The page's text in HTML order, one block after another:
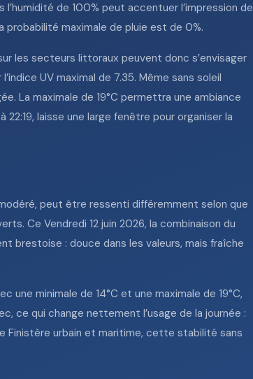
de 100% peut accentuer l’impression de
maximale de pluie est de 0%.
les secteurs littoraux peuvent donc s’envisager
UV maximal de 7.35. Même sans soleil
La maximale de 19°C permettra une ambiance
laisse une large fenêtre pour organiser la
peut être ressenti différemment selon que
Ce Vendredi 12 juin 2026, la combinaison du
brestoise : douce dans les valeurs, mais fraîche
minimale de 14°C et une maximale de 19°C,
ce qui change nettement l’usage de la journée :
Finistère urbain et maritime, cette stabilité sans